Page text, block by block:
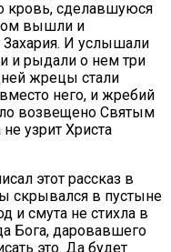
кровь, сделавшуюся
вышли и
Захария. И услышали
и рыдали о нем три
жрецы стали
него, и жребий
возвещено Святым
узрит Христа
этот рассказ в
скрывался в пустыне
и смута не стихла в
Бога, даровавшего
это. Да будет